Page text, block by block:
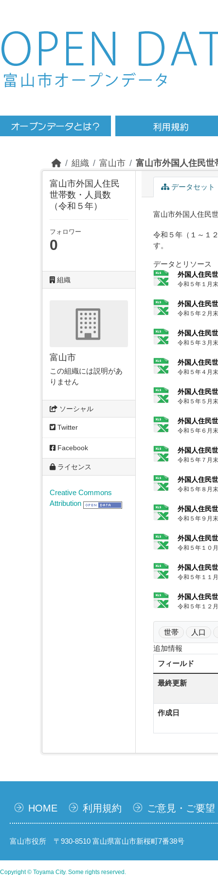
Skip to main content
組織 富山市 富山市外国人住民
富山市外国人住民
世帯数・人員数
（令和５年）
フォロワー
0
組織
富山市
この組織には説明があ
りません
ソーシャル
Twitter
Facebook
ライセンス
Creative Commons
Attribution
データセット
富山市外国人住民
令和５年（１～１
す。
データとリソース
外国人住民
令和５年１月
外国人住民
令和５年２月
外国人住民
令和５年３月
外国人住民
令和５年４月
外国人住民
令和５年５月
外国人住民
令和５年６月
外国人住民
令和５年７月
外国人住民
令和５年８月
外国人住民
令和５年９月
外国人住民
令和５年１０
外国人住民
令和５年１１
外国人住民
令和５年１２
世帯
人口
追加情報
フィールド
最終更新
作成日
HOME 利用規約 ご意見・ご要望
富山市役所 〒930-8510 富山県富山市新桜町7番38号
Copyright © Toyama City. Some rights reserved.